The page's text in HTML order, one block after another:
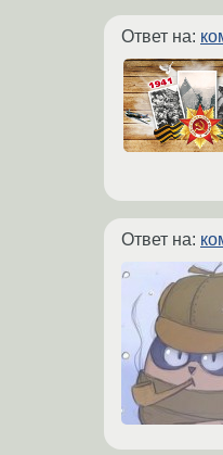
Ответ на:
Ответ на: